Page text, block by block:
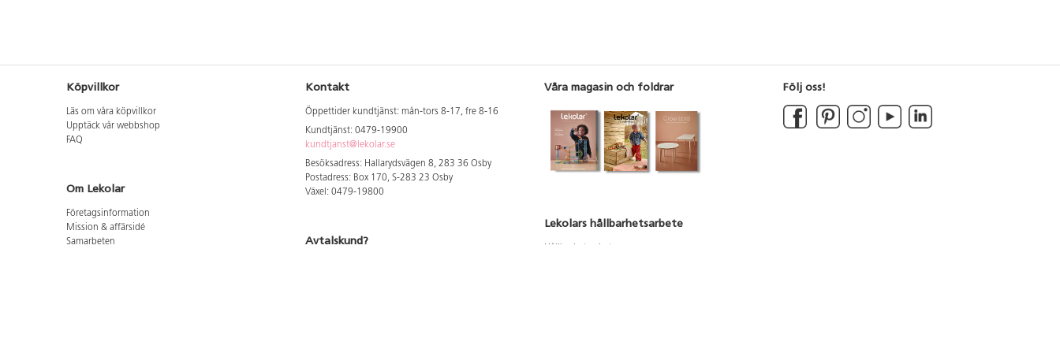
Köpvillkor
Läs om våra köpvillkor
Upptäck vår webbshop
FAQ
Om Lekolar
Företagsinformation
Mission & affärsidé
Samarbeten
Kontakt
Öppettider kundtjänst: mån-tors 8-17, fre 8-16
Kundtjänst: 0479-19900
kundtjanst@lekolar.se
Besöksadress: Hallarydsvägen 8, 283 36 Osby
Postadress: Box 170, S-283 23 Osby
Växel: 0479-19800
Avtalskund?
Våra magasin och foldrar
Lekolars hållbarhetsarbete
Följ oss!